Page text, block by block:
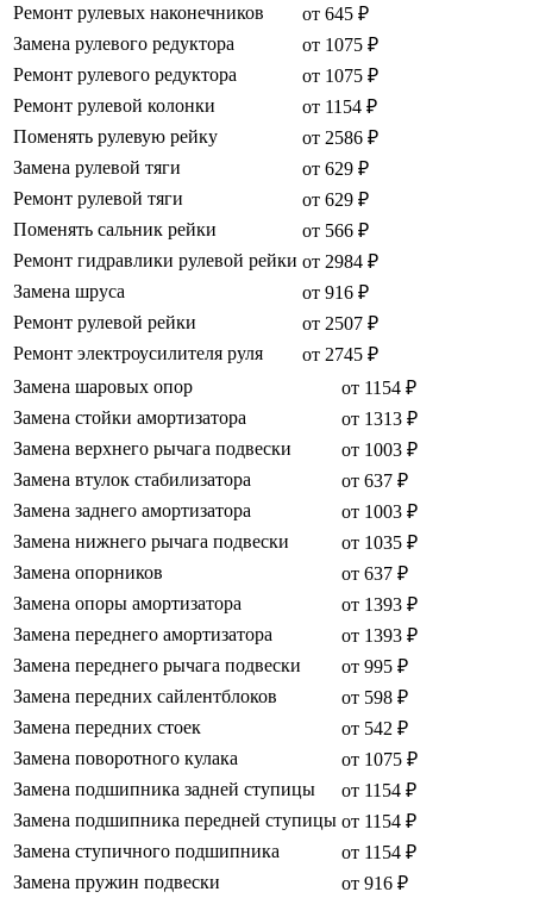
Ремонт рулевых наконечников
от 645 ₽
Замена рулевого редуктора
от 1075 ₽
Ремонт рулевого редуктора
от 1075 ₽
Ремонт рулевой колонки
от 1154 ₽
Поменять рулевую рейку
от 2586 ₽
Замена рулевой тяги
от 629 ₽
Ремонт рулевой тяги
от 629 ₽
Поменять сальник рейки
от 566 ₽
Ремонт гидравлики рулевой рейки от 2984 ₽
Замена шруса
от 916 ₽
Ремонт рулевой рейки
от 2507 ₽
Ремонт электроусилителя руля
от 2745 ₽
Замена шаровых опор
от 1154 ₽
Замена стойки амортизатора
от 1313 ₽
Замена верхнего рычага подвески
от 1003 ₽
Замена втулок стабилизатора
от 637 ₽
Замена заднего амортизатора
от 1003 ₽
Замена нижнего рычага подвески
от 1035 ₽
Замена опорников
от 637 ₽
Замена опоры амортизатора
от 1393 ₽
Замена переднего амортизатора
от 1393 ₽
Замена переднего рычага подвески
от 995 ₽
Замена передних сайлентблоков
от 598 ₽
Замена передних стоек
от 542 ₽
Замена поворотного кулака
от 1075 ₽
Замена подшипника задней ступицы
от 1154 ₽
Замена подшипника передней ступицы от 1154 ₽
Замена ступичного подшипника
от 1154 ₽
Замена пружин подвески
от 916 ₽